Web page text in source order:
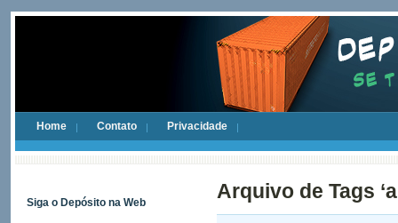
Home Contato Privacidade
Siga o Depósito na Web
Arquivo de Tags